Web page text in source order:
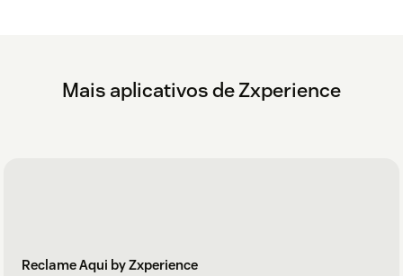
Mais aplicativos de Zxperience
Reclame Aqui by Zxperience